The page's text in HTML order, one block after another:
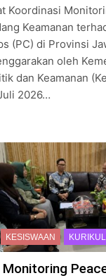
Koordinasi
Keamanan
(PC) di Provinsi
oleh
dan Keamanan
2026…
KESISWAAN